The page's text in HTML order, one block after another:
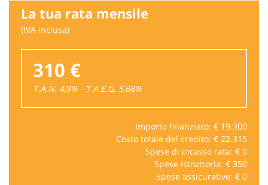
La tua rata mensile
(IVA inclusa)
310 €
T.A.N. 4,9% - T.A.E.G. 5,68%
Importo finanziato: € 19.300
Costo totale del credito: € 22.315
Spese di incasso rata: € 0
Spese istruttoria: € 350
Spese assicurative: € 0